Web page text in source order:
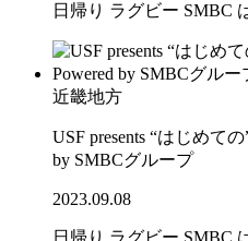
日帰り ラグビー SMBC
近畿地方
USF presents “はじめて
by SMBCグループ
2023.09.08